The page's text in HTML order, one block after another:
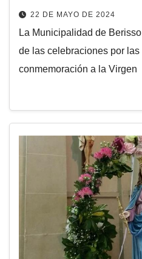
22 DE MAYO DE 2024
La Municipalidad de
de las celebraciones por
conmemoración a la Virgen